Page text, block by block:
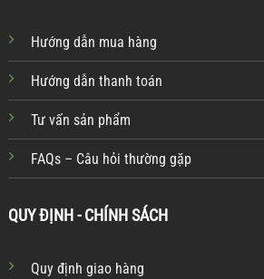
Hướng dẫn mua hàng
Hướng dẫn thanh toán
Tư vấn sản phẩm
FAQs – Câu hỏi thường gặp
QUY ĐỊNH - CHÍNH SÁCH
Quy định giao hàng